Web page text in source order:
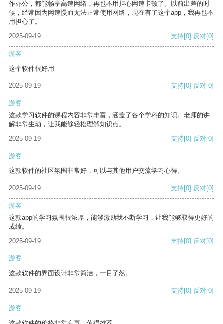
作办公，都能畅享高速网络，再也不用担心网速卡顿了。以前出差的时
候，经常因为网速慢而无法正常使用网络，现在有了这个app，我再也不
用担心了。
2025-09-19
支持[0] 反对[0]
游客
这个软件很好用
2025-09-19 支持[0] 反对[0]
游客
这款学习软件的课程内容非常丰富，涵盖了各个学科的知识。老师的讲
解非常生动，让我能够轻松理解知识点。
2025-09-19
支持[0] 反对[0]
游客
这款软件的社区氛围非常好，可以与其他用户交流学习心得。
2025-09-19 支持[0] 反对[0]
游客
这款app的学习氛围很浓厚，能够激励我不断学习，让我能够取得更好的
成绩。
2025-09-19
支持[0] 反对[0]
游客
这款软件的界面设计非常简洁，一目了然。
2025-09-19 支持[0] 反对[0]
游客